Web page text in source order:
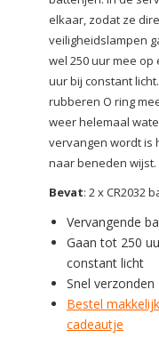
elkaar, zodat ze
veiligheidslampen
wel 250 uur mee
uur bij constant
rubberen O ring
weer helemaal
vervangen wordt is
naar beneden wijst.
Bevat: 2 x CR2032
Vervangende
Gaan tot 250
constant licht
Snel verzonden
Bestel
cadeautje